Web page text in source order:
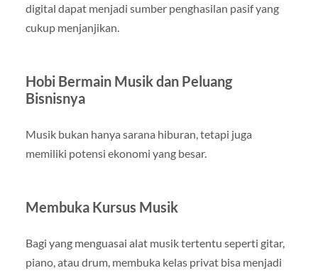
digital dapat menjadi sumber penghasilan pasif yang
cukup menjanjikan.
Hobi Bermain Musik dan Peluang
Bisnisnya
Musik bukan hanya sarana hiburan, tetapi juga
memiliki potensi ekonomi yang besar.
Membuka Kursus Musik
Bagi yang menguasai alat musik tertentu seperti gitar,
piano, atau drum, membuka kelas privat bisa menjadi